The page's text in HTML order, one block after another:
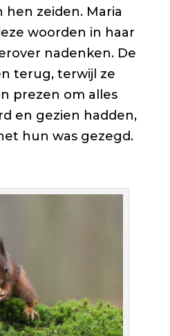
hen zeiden. Maria
woorden in haar
nadenken. De
terug, terwijl ze
prezen om alles
en gezien hadden,
hun was gezegd.